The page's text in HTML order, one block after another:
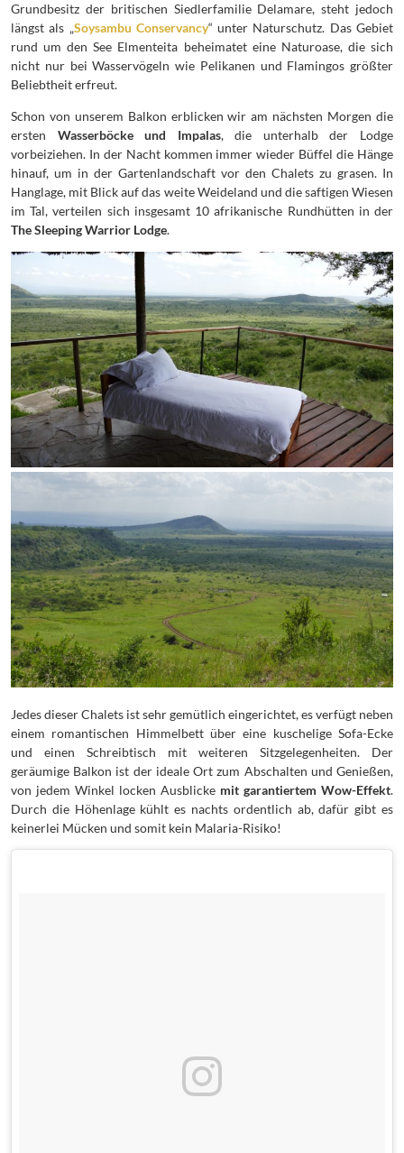
Grundbesitz der britischen Siedlerfamilie Delamare, steht jedoch
längst als „Soysambu Conservancy“ unter Naturschutz. Das Gebiet
rund um den See Elmenteita beheimatet eine Naturoase, die sich
nicht nur bei Wasservögeln wie Pelikanen und Flamingos größter
Beliebtheit erfreut.
Schon von unserem Balkon erblicken wir am nächsten Morgen die
ersten Wasserböcke und Impalas, die unterhalb der Lodge
vorbeiziehen. In der Nacht kommen immer wieder Büffel die Hänge
hinauf, um in der Gartenlandschaft vor den Chalets zu grasen. In
Hanglage, mit Blick auf das weite Weideland und die saftigen Wiesen
im Tal, verteilen sich insgesamt 10 afrikanische Rundhütten in der
The Sleeping Warrior Lodge.
Jedes dieser Chalets ist sehr gemütlich eingerichtet, es verfügt neben
einem romantischen Himmelbett über eine kuschelige Sofa-Ecke
und einen Schreibtisch mit weiteren Sitzgelegenheiten. Der
geräumige Balkon ist der ideale Ort zum Abschalten und Genießen,
von jedem Winkel locken Ausblicke mit garantiertem Wow-Effekt.
Durch die Höhenlage kühlt es nachts ordentlich ab, dafür gibt es
keinerlei Mücken und somit kein Malaria-Risiko!